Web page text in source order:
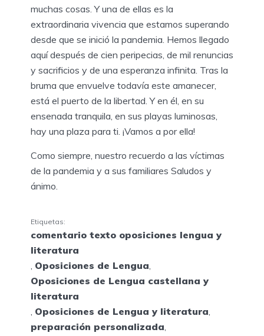
muchas cosas. Y una de ellas es la
extraordinaria vivencia que estamos superando
desde que se inició la pandemia. Hemos llegado
aquí después de cien peripecias, de mil renuncias
y sacrificios y de una esperanza infinita. Tras la
bruma que envuelve todavía este amanecer,
está el puerto de la libertad. Y en él, en su
ensenada tranquila, en sus playas luminosas,
hay una plaza para ti. ¡Vamos a por ella!
Como siempre, nuestro recuerdo a las víctimas
de la pandemia y a sus familiares Saludos y
ánimo.
Etiquetas:
comentario texto oposiciones lengua y
literatura
, Oposiciones de Lengua,
Oposiciones de Lengua castellana y
literatura
, Oposiciones de Lengua y literatura,
preparación personalizada,